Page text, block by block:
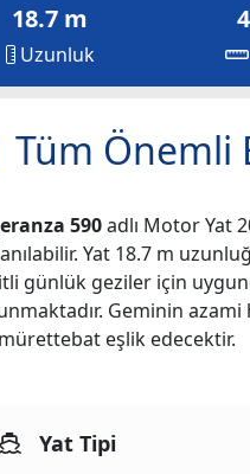
18.7 m
Uzunluk
Tüm Önemli
590adlı Motor Yat
Yat 18.7 m
günlük geziler için
Geminin azami
eşlik edecektir.
Yat Tipi